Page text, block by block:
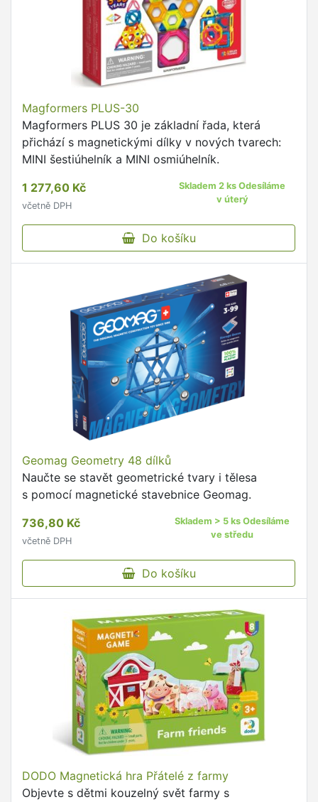
Magformers PLUS-30
Magformers PLUS 30 je základní řada, která
přichází s magnetickými dílky v nových tvarech:
MINI šestiúhelník a MINI osmiúhelník.
1 277,60 Kč
včetně DPH
Skladem 2 ks Odesíláme
v úterý
Do košíku
Geomag Geometry 48 dílků
Naučte se stavět geometrické tvary i tělesa
s pomocí magnetické stavebnice Geomag.
736,80 Kč
včetně DPH
Skladem > 5 ks Odesíláme
ve středu
Do košíku
DODO Magnetická hra Přátelé z farmy
Objevte s dětmi kouzelný svět farmy s